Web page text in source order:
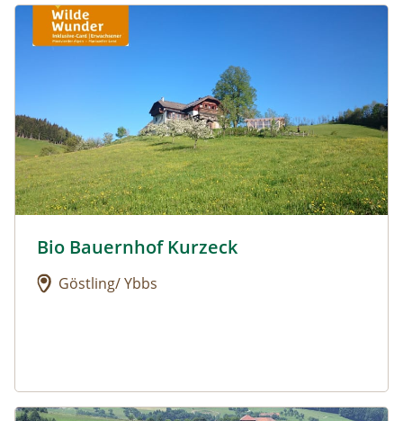
Urlaub am Bauernhof: Bio Bauernhof Kurzeck
Urlaub am Bauernhof: Bio Bauernhof Kurzeck
Bio Bauernhof Kurzeck
Göstling/ Ybbs